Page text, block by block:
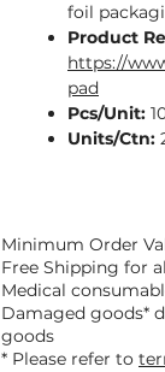
foil
Product
https://
pad
Pcs/Unit:
Units/Ctn:
Minimum Order
Free Shipping for
Medical
Damaged goods*
goods
* Please refer to